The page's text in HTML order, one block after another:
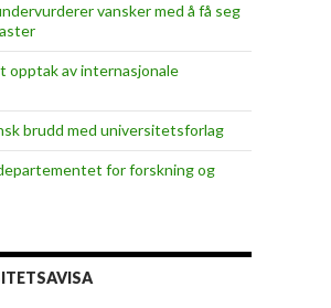
vansker med å få seg
opptak av internasjonale
brudd med universitetsforlag
for forskning og